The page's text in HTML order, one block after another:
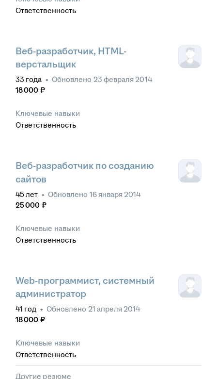
Ответственность
Веб-разработчик, HTML-
верстальщик
33 года • Обновлено 23 февраля 2014
18 000 ₽
Ключевые навыки
Ответственность
Веб-разработчик по созданию
сайтов
45 лет • Обновлено 16 января 2014
25 000 ₽
Ключевые навыки
Ответственность
Web-программист, системный
администратор
41 год • Обновлено 21 апреля 2014
18 000 ₽
Ключевые навыки
Ответственность
Другие резюме